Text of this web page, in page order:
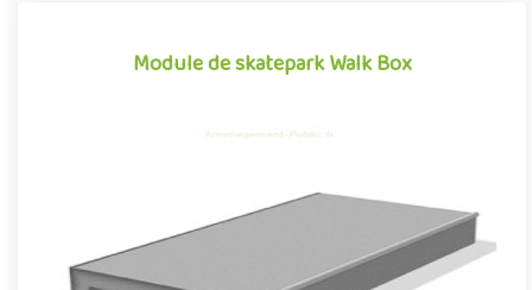
Module de skatepark Walk Box
Module de skatepark Walk Box
La Walk Box est un module de skatepark en béton préfabriqué,
inspiré des divers obstacles que l'on peut retrouver dans les en..